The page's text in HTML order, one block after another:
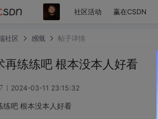
社区活动 赢在CSDN
社区 感慨 帖子详情
再练练吧 根本没本人好看
2024-03-11 23:15:32
练吧 根本没本人好看